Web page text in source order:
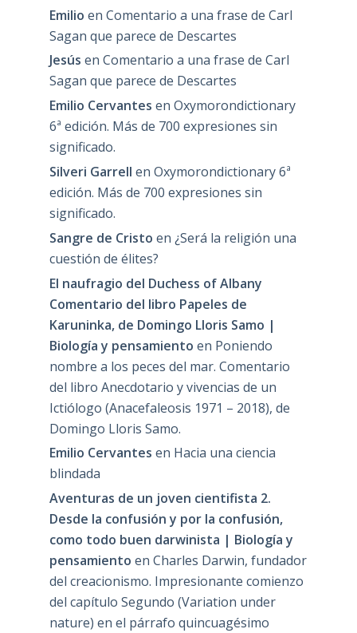
Emilio en Comentario a una frase de Carl
Sagan que parece de Descartes
Jesús en Comentario a una frase de Carl
Sagan que parece de Descartes
Emilio Cervantes en Oxymorondictionary
6ª edición. Más de 700 expresiones sin
significado.
Silveri Garrell en Oxymorondictionary 6ª
edición. Más de 700 expresiones sin
significado.
Sangre de Cristo en ¿Será la religión una
cuestión de élites?
El naufragio del Duchess of Albany
Comentario del libro Papeles de
Karuninka, de Domingo Lloris Samo |
Biología y pensamiento en Poniendo
nombre a los peces del mar. Comentario
del libro Anecdotario y vivencias de un
Ictiólogo (Anacefaleosis 1971 – 2018), de
Domingo Lloris Samo.
Emilio Cervantes en Hacia una ciencia
blindada
Aventuras de un joven cientifista 2.
Desde la confusión y por la confusión,
como todo buen darwinista | Biología y
pensamiento en Charles Darwin, fundador
del creacionismo. Impresionante comienzo
del capítulo Segundo (Variation under
nature) en el párrafo quincuagésimo